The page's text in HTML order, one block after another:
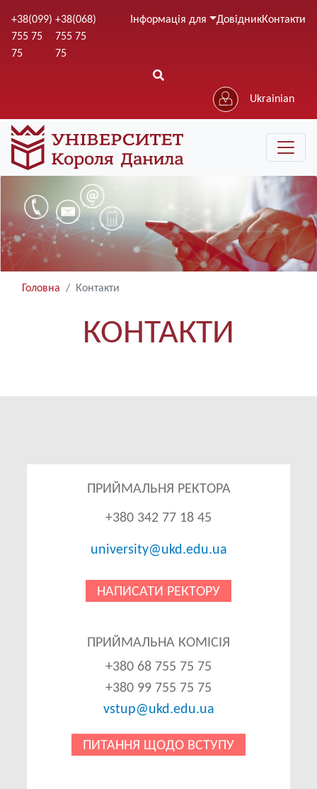
до
+38(099)
755 75
75
+38(068)
755 75
75
Інформація для ДовідникКонтакти
Ukrainian
Головна Контакти
КОНТАКТИ
ПРИЙМАЛЬНЯ РЕКТОРА
+380 342 77 18 45
university@ukd.edu.ua
НАПИСАТИ РЕКТОРУ
ПРИЙМАЛЬНА КОМІСІЯ
+380 68 755 75 75
+380 99 755 75 75
vstup@ukd.edu.ua
ПИТАННЯ ЩОДО ВСТУПУ